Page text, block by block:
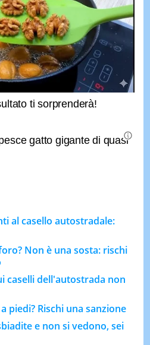
al casello autostradale:
Non è una sosta: rischi
caselli dell'autostrada non
piedi? Rischi una sanzione
e non si vedono, sei